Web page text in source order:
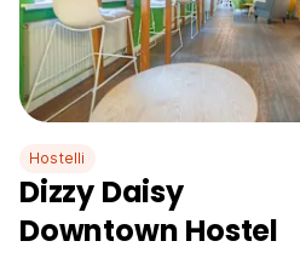
Hostelli
Dizzy Daisy
Downtown Hostel